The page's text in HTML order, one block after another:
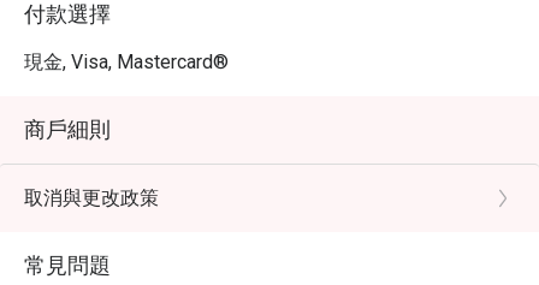
付款選擇
現金, Visa, Mastercard®
商戶細則
取消與更改政策
常見問題